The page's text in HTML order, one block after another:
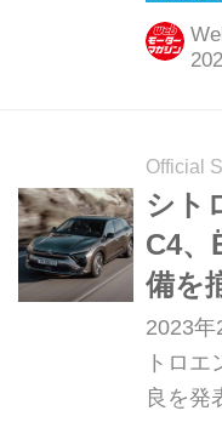
いうス
CLSな
バック
れて人
初はど
Motor
ィニア
してい
振り
は、
Official
シト
C4、
備を
プ
2023
トロ
良を発